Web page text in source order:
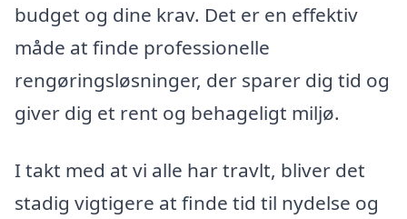
budget og dine krav. Det er en effektiv
måde at finde professionelle
rengøringsløsninger, der sparer dig tid og
giver dig et rent og behageligt miljø.
I takt med at vi alle har travlt, bliver det
stadig vigtigere at finde tid til nydelse og